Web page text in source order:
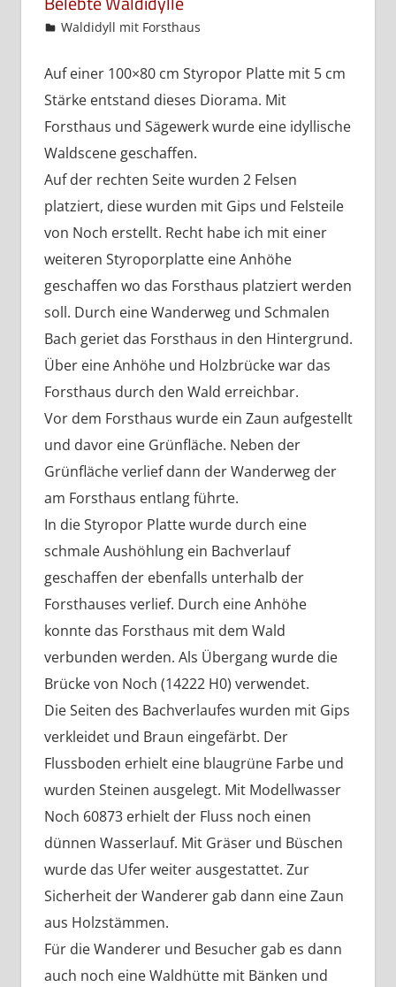
admin
Waldidyll mit Forsthaus
Auf einer 100×80 cm Styropor Platte mit 5 cm
Stärke entstand dieses Diorama. Mit
Forsthaus und Sägewerk wurde eine idyllische
Waldscene geschaffen.
Auf der rechten Seite wurden 2 Felsen
platziert, diese wurden mit Gips und Felsteile
von Noch erstellt. Recht habe ich mit einer
weiteren Styroporplatte eine Anhöhe
geschaffen wo das Forsthaus platziert werden
soll. Durch eine Wanderweg und Schmalen
Bach geriet das Forsthaus in den Hintergrund.
Über eine Anhöhe und Holzbrücke war das
Forsthaus durch den Wald erreichbar.
Vor dem Forsthaus wurde ein Zaun aufgestellt
und davor eine Grünfläche. Neben der
Grünfläche verlief dann der Wanderweg der
am Forsthaus entlang führte.
In die Styropor Platte wurde durch eine
schmale Aushöhlung ein Bachverlauf
geschaffen der ebenfalls unterhalb der
Forsthauses verlief. Durch eine Anhöhe
konnte das Forsthaus mit dem Wald
verbunden werden. Als Übergang wurde die
Brücke von Noch (14222 H0) verwendet.
Die Seiten des Bachverlaufes wurden mit Gips
verkleidet und Braun eingefärbt. Der
Flussboden erhielt eine blaugrüne Farbe und
wurden Steinen ausgelegt. Mit Modellwasser
Noch 60873 erhielt der Fluss noch einen
dünnen Wasserlauf. Mit Gräser und Büschen
wurde das Ufer weiter ausgestattet. Zur
Sicherheit der Wanderer gab dann eine Zaun
aus Holzstämmen.
Für die Wanderer und Besucher gab es dann
auch noch eine Waldhütte mit Bänken und